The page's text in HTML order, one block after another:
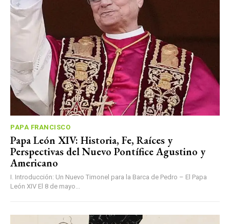
PAPA FRANCISCO
Papa León XIV: Historia, Fe, Raíces y
Perspectivas del Nuevo Pontífice Agustino y
Americano
I. Introducción: Un Nuevo Timonel para la Barca de Pedro – El Papa
León XIV El 8 de mayo...